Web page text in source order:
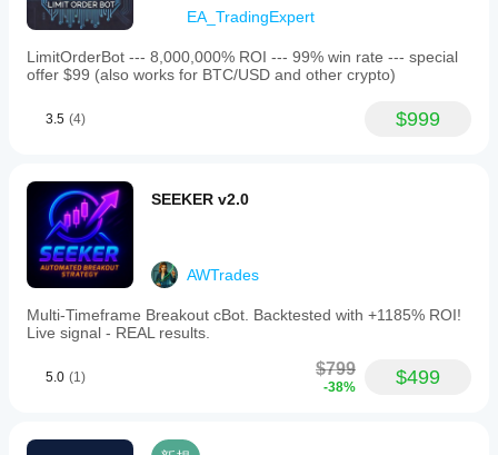
EA_TradingExpert
LimitOrderBot --- 8,000,000% ROI --- 99% win rate --- special
offer $99 (also works for BTC/USD and other crypto)
3.5 (4) $999
SEEKER v2.0
AWTrades
Multi‑Timeframe Breakout cBot. Backtested with +1185% ROI!
Live signal - REAL results.
5.0 (1) $799
-38% $499